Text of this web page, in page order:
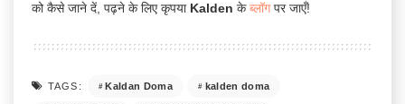
को कैसे जाने दें, पढ़ने के लिए कृपया Kalden केब्लॉगपर जाएँ!
TAGS: Kaldan Doma kalden doma